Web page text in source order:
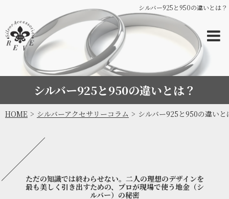
シルバー925と950の違いとは？
シルバー925と950の違いとは？
HOME シルバーアクセサリーコラム シルバー925と950の違いと
ただの知識では終わらせない。二人の理想のデザインを
最も美しく引き出すための、プロが現場で使う地金（シ
ルバー）の秘密